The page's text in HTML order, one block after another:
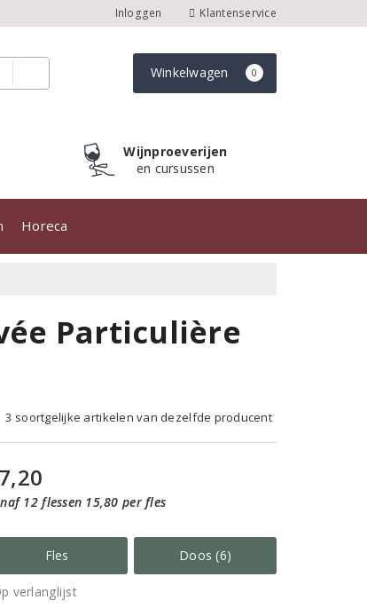
Inloggen Klantenservice
Winkelwagen 0
Wijnproeverijen
en cursussen
Horeca
Particulière
3 soortgelijke artikelen van dezelfde producent
12 flessen 15,80 per fles
Fles Doos (6)
verlanglijst